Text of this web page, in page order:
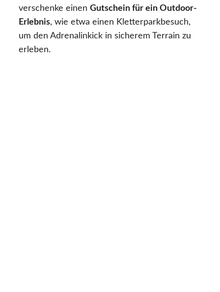
verschenke einen Gutschein für ein Outdoor-
Erlebnis, wie etwa einen Kletterparkbesuch,
um den Adrenalinkick in sicherem Terrain zu
erleben.